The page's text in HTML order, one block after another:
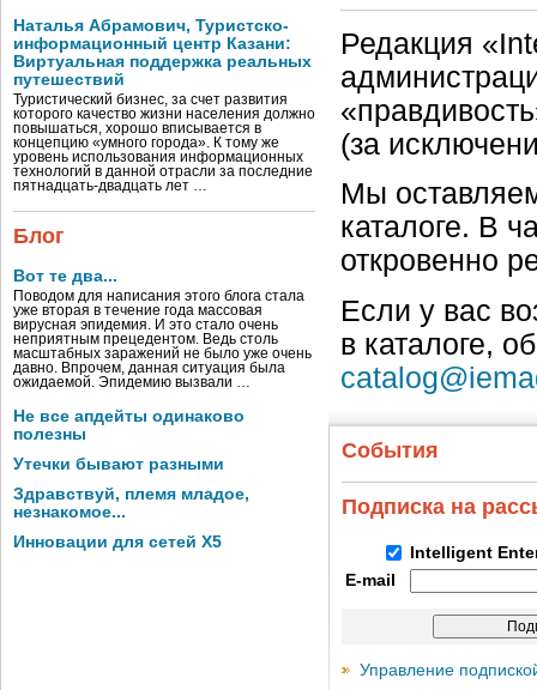
Наталья Абрамович, Туристско-
информационный центр Казани:
Виртуальная поддержка реальных
путешествий
Туристический бизнес, за счет развития
которого качество жизни населения должно
повышаться, хорошо вписывается в
концепцию «умного города». К тому же
уровень использования информационных
технологий в данной отрасли за последние
пятнадцать-двадцать лет …
Блог
Вот те два...
Поводом для написания этого блога стала
уже вторая в течение года массовая
вирусная эпидемия. И это стало очень
неприятным прецедентом. Ведь столь
масштабных заражений не было уже очень
давно. Впрочем, данная ситуация была
ожидаемой. Эпидемию вызвали …
Не все апдейты одинаково
полезны
Утечки бывают разными
Здравствуй, племя младое,
незнакомое...
Инновации для сетей X5
Редакция
(за
Мы
каталоге. В
откровенно
Если у вас
в каталоге,
События
Подписка на
Intelligent
E-mail
Управление